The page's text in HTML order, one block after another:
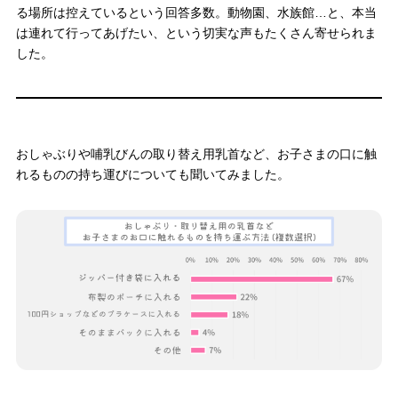
る場所は控えているという回答多数。動物園、水族館…と、本当
は連れて行ってあげたい、という切実な声もたくさん寄せられま
した。
おしゃぶりや哺乳びんの取り替え用乳首など、お子さまの口に触
れるものの持ち運びについても聞いてみました。